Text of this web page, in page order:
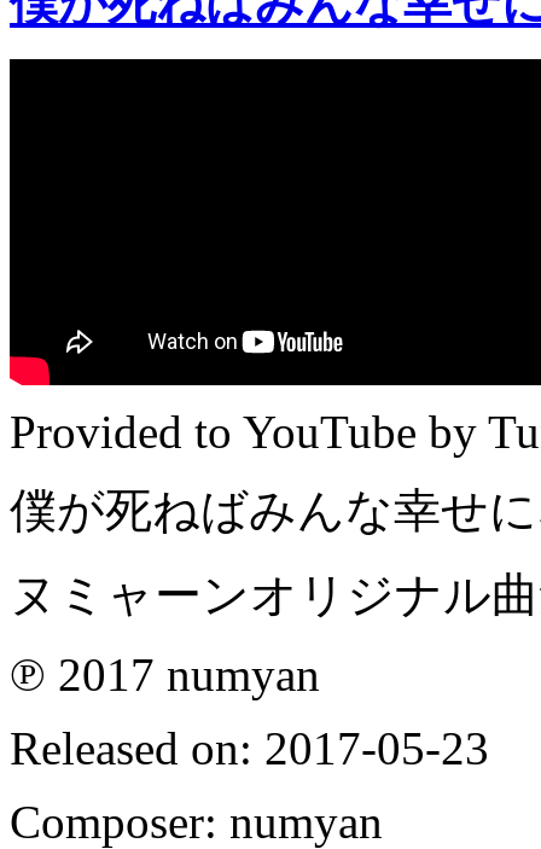
Provided to YouTube by
僕が死ねばみんな幸せに
ヌミャーンオリジナル
℗ 2017 numyan
Released on: 2017-05-23
Composer: numyan